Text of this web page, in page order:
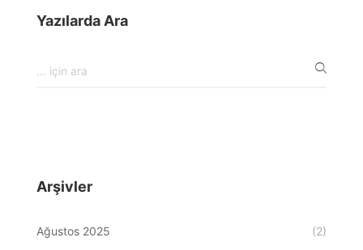
Yazılarda Ara
Arşivler
Ağustos 2025
(2)